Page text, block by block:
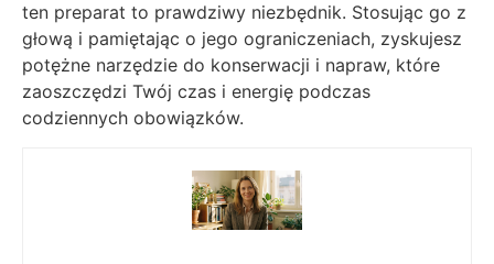
ten preparat to prawdziwy niezbędnik. Stosując go z
głową i pamiętając o jego ograniczeniach, zyskujesz
potężne narzędzie do konserwacji i napraw, które
zaoszczędzi Twój czas i energię podczas
codziennych obowiązków.